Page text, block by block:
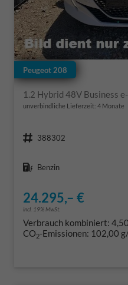
Peugeot 208
1.2 Hybrid 48V Business
unverbindliche Lieferzeit: 4 Monate
388302
Benzin
24.295,– €
incl. 19% MwSt.
Verbrauch kombiniert:
CO2-Emissionen: 102,00